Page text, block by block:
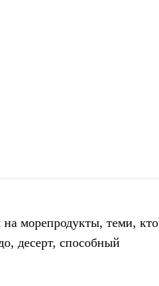
морепродукты, теми, кто
десерт, способный